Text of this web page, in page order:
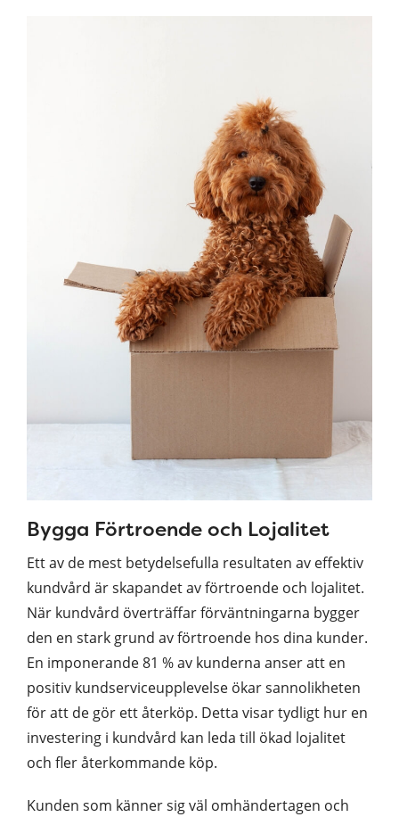
Bygga Förtroende och Lojalitet
Ett av de mest betydelsefulla resultaten av effektiv
kundvård är skapandet av förtroende och lojalitet.
När kundvård överträffar förväntningarna bygger
den en stark grund av förtroende hos dina kunder.
En imponerande 81 % av kunderna anser att en
positiv kundserviceupplevelse ökar sannolikheten
för att de gör ett återköp. Detta visar tydligt hur en
investering i kundvård kan leda till ökad lojalitet
och fler återkommande köp.
Kunden som känner sig väl omhändertagen och